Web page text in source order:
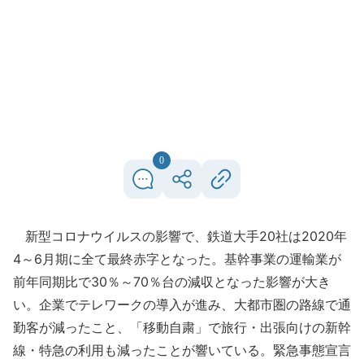
0
新型コロナウイルスの影響で、鉄道大手20社は2020年
4～6月期に全て最終赤字となった。基幹事業の運輸業が
前年同期比で30％～70％台の減収となった影響が大き
い。企業でテレワークの導入が進み、大都市圏の路線で通
勤客が減ったこと、「移動自粛」で旅行・出張向けの新幹
線・特急の利用も減ったことが響いている。緊急事態宣言